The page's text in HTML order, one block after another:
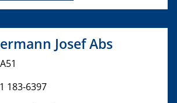
Josef Abs
183-6397